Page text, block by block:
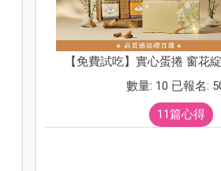
【免費試吃】實心蛋捲 窗花
數量: 10 已報名:
11篇心得